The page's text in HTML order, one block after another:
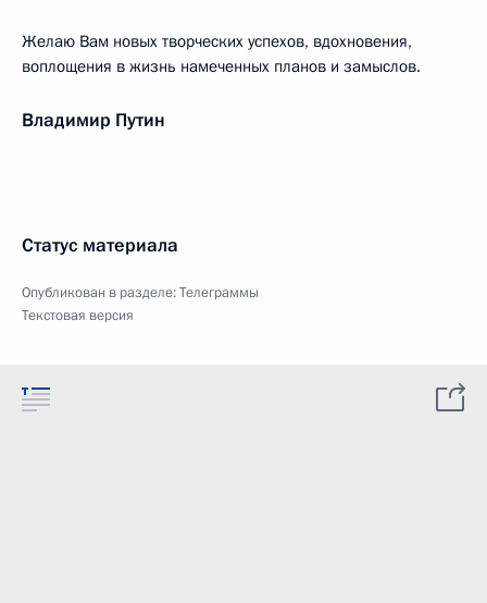
Желаю Вам новых творческих успехов, вдохновения,
воплощения в жизнь намеченных планов и замыслов.
Владимир Путин
Статус материала
Опубликован в разделе:Телеграммы
Текстовая версия